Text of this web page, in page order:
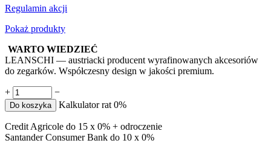
Regulamin akcji
Pokaż produkty
WARTO WIEDZIEĆ
LEANSCHI — austriacki producent wyrafinowanych akcesoriów
do zegarków. Współczesny design w jakości premium.
+ −
Do koszyka Kalkulator rat 0%
Credit Agricole do 15 x 0% + odroczenie
Santander Consumer Bank do 10 x 0%